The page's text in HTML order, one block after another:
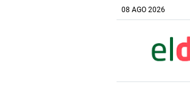
08 AGO 2026